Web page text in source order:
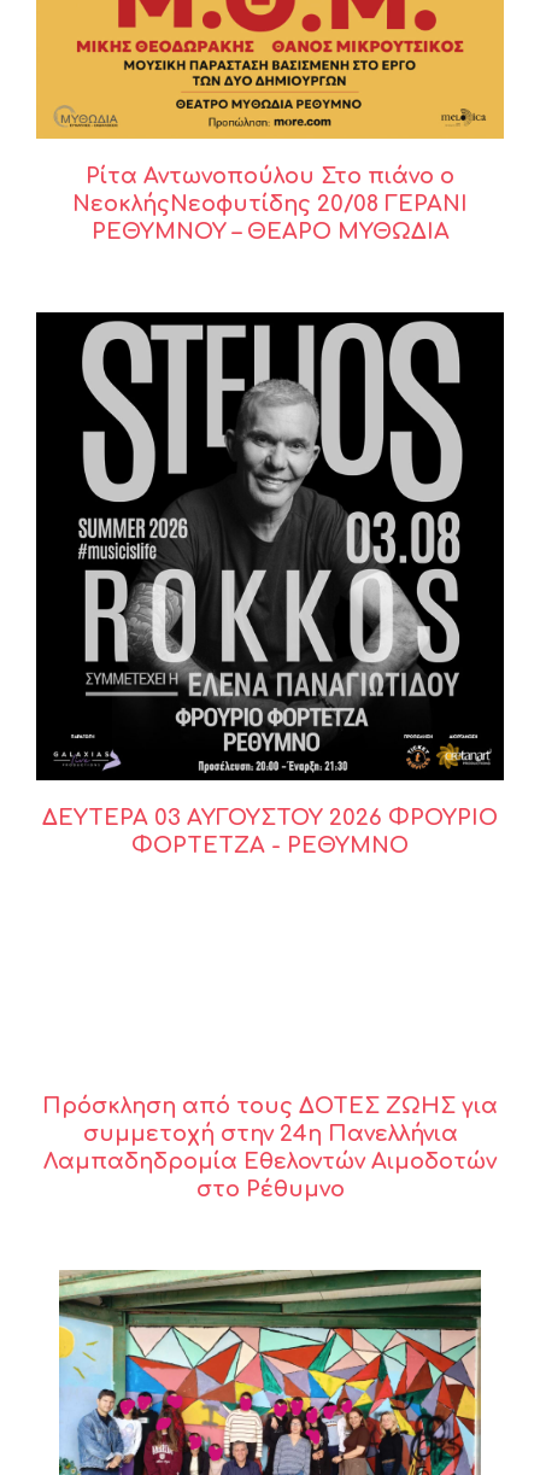
Ρίτα Αντωνοπούλου Στο πιάνο ο
ΝεοκλήςΝεοφυτίδης 20/08 ΓΕΡΑΝΙ
ΡΕΘΥΜΝΟΥ – ΘΕΑΡΟ ΜΥΘΩΔΙΑ
ΔΕΥΤΕΡΑ 03 ΑΥΓΟΥΣΤΟΥ 2026 ΦΡΟΥΡΙΟ
ΦΟΡΤΕΤΖΑ - ΡΕΘΥΜΝΟ
Πρόσκληση από τους ΔΟΤΕΣ ΖΩΗΣ για
συμμετοχή στην 24η Πανελλήνια
Λαμπαδηδρομία Εθελοντών Αιμοδοτών
στο Ρέθυμνο